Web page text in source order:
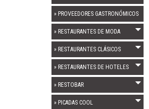
» PROVEEDORES GASTRONÓMICOS
» RESTAURANTES DE MODA
» RESTAURANTES CLÁSICOS
» RESTAURANTES DE HOTELES
» RESTOBAR
» PICADAS COOL